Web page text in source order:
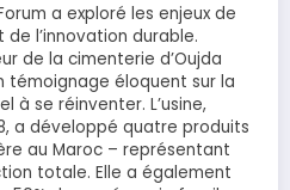
a exploré les enjeux de
l’innovation durable.
de la cimenterie d’Oujda
témoignage éloquent sur la
à se réinventer. L’usine,
a développé quatre produits
au Maroc – représentant
totale. Elle a également